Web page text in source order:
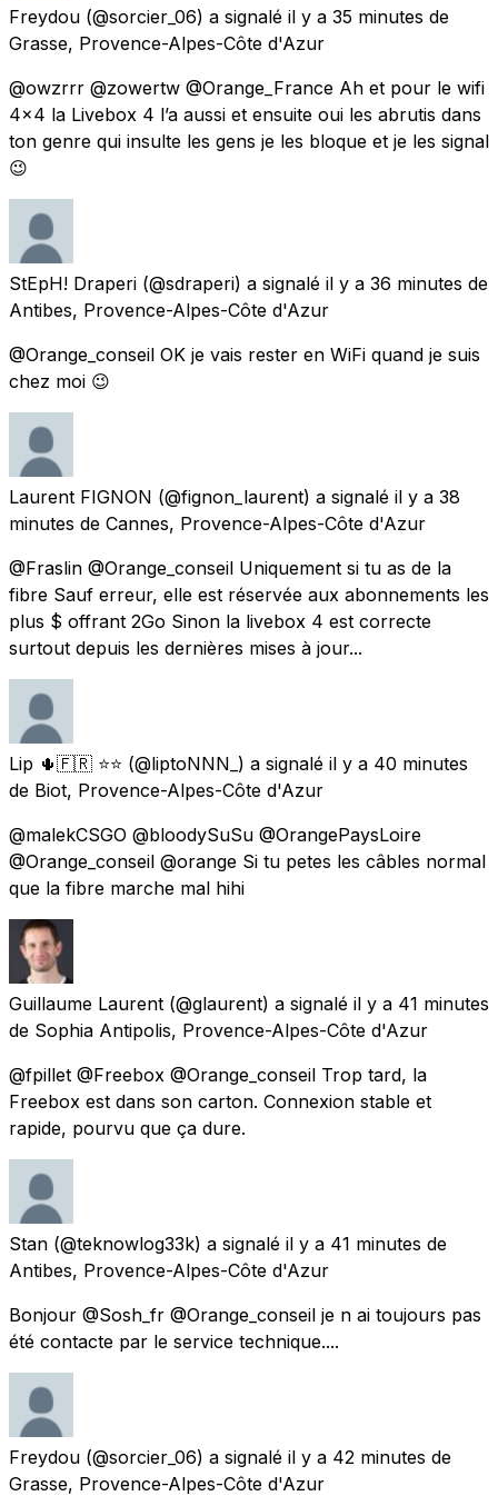
Freydou (@sorcier_06) a signalé il y a 35 minutes de
Grasse, Provence-Alpes-Côte d'Azur
@owzrrr @zowertw @Orange_France Ah et pour le wifi
4x4 la Livebox 4 l’a aussi et ensuite oui les abrutis dans
ton genre qui insulte les gens je les bloque et je les signal
😉
StEpH! Draperi (@sdraperi) a signalé il y a 36 minutes de
Antibes, Provence-Alpes-Côte d'Azur
@Orange_conseil OK je vais rester en WiFi quand je suis
chez moi 😉
Laurent FIGNON (@fignon_laurent) a signalé il y a 38
minutes de Cannes, Provence-Alpes-Côte d'Azur
@Fraslin @Orange_conseil Uniquement si tu as de la
fibre Sauf erreur, elle est réservée aux abonnements les
plus $ offrant 2Go Sinon la livebox 4 est correcte
surtout depuis les dernières mises à jour...
Lip 🌵🇫🇷 ⭐⭐ (@liptoNNN_) a signalé il y a 40 minutes
de Biot, Provence-Alpes-Côte d'Azur
@malekCSGO @bloodySuSu @OrangePaysLoire
@Orange_conseil @orange Si tu petes les câbles normal
que la fibre marche mal hihi
Guillaume Laurent (@glaurent) a signalé il y a 41 minutes
de Sophia Antipolis, Provence-Alpes-Côte d'Azur
@fpillet @Freebox @Orange_conseil Trop tard, la
Freebox est dans son carton. Connexion stable et
rapide, pourvu que ça dure.
Stan (@teknowlog33k) a signalé il y a 41 minutes de
Antibes, Provence-Alpes-Côte d'Azur
Bonjour @Sosh_fr @Orange_conseil je n ai toujours pas
été contacte par le service technique....
Freydou (@sorcier_06) a signalé il y a 42 minutes de
Grasse, Provence-Alpes-Côte d'Azur